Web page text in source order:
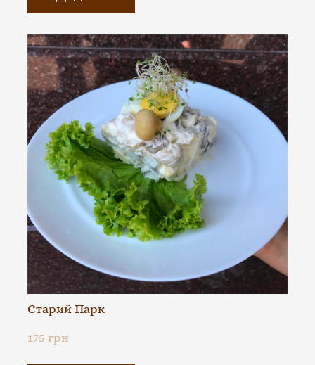
Старий Парк
175 грн